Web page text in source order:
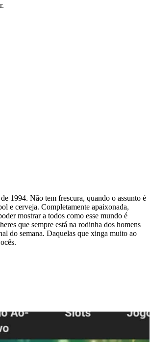
1994. Não tem frescura, quando o assunto é
e cerveja. Completamente apaixonada,
mostrar a todos como esse mundo é
que sempre está na rodinha dos homens
do semana. Daquelas que xinga muito ao